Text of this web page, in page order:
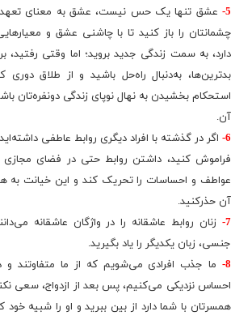
5- عشق تنها یک حس نیست، عشق به معنای
چشمانتان را باز کنید تا با چاشنی عشق و
دارد، به سمت زندگی جدید بروید؛ اما وقتی
بدترین‌ها، به‌دنبال راه‌حل باشید و از طلاق دوری
استحکام بخشیدن به نهال نوپای زندگی دونفره‌تان
آن.
6- اگر در گذشته با افراد دیگری روابط عاطفی
فراموش کنید، داشتن روابط حتی در فضای مجازی
عواطف و احساسات را تحریک کند و این خیانت
آن حذرکنید.
7-
زنان روابط عاشقانه را در واژگان عاشقانه
جنسی، زبان یکدیگر را یاد بگیرید.
8-
ما جذب افرادی می‌شویم که از ما متفاوتند و
احساس نزدیکی می‌کنیم، پس بعد از ازدواج، سعی
همسرتان با شما دارد از بین ببرید و او را شبیه خود